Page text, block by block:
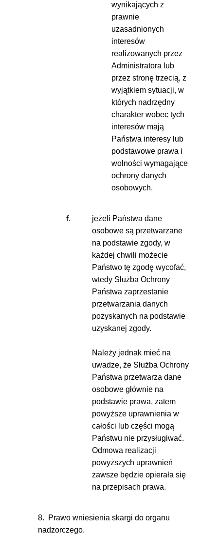
wynikających z
prawnie
uzasadnionych
interesów
realizowanych przez
Administratora lub
przez stronę trzecią, z
wyjątkiem sytuacji, w
których nadrzędny
charakter wobec tych
interesów mają
Państwa interesy lub
podstawowe prawa i
wolności wymagające
ochrony danych
osobowych.
jeżeli Państwa dane
osobowe są przetwarzane
na podstawie zgody, w
każdej chwili możecie
Państwo tę zgodę wycofać,
wtedy Służba Ochrony
Państwa zaprzestanie
przetwarzania danych
pozyskanych na podstawie
uzyskanej zgody.
Należy jednak mieć na
uwadze, że Służba Ochrony
Państwa przetwarza dane
osobowe głównie na
podstawie prawa, zatem
powyższe uprawnienia w
całości lub części mogą
Państwu nie przysługiwać.
Odmowa realizacji
powyższych uprawnień
zawsze będzie opierała się
na przepisach prawa.
8. Prawo wniesienia skargi do organu
nadzorczego.